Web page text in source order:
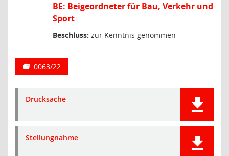
BE: Beigeordneter für Bau, Verkehr und
Sport
Beschluss: zur Kenntnis genommen
0063/22
Drucksache
Stellungnahme